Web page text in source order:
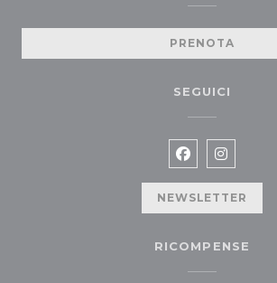
PRENOTA
SEGUICI
Facebook
NEWSLETTER
RICOMPENSE